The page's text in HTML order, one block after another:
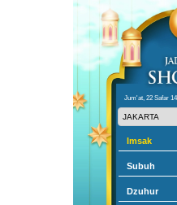
Jum'at, 22 Safar
Imsak
Subuh
Dzuhur